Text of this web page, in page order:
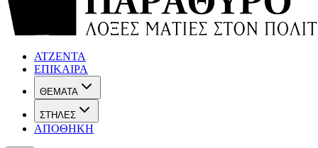
ΑΤΖΕΝΤΑ
ΕΠΙΚΑΙΡΑ
ΘΕΜΑΤΑ
ΣΤΗΛΕΣ
ΑΠΟΘΗΚΗ